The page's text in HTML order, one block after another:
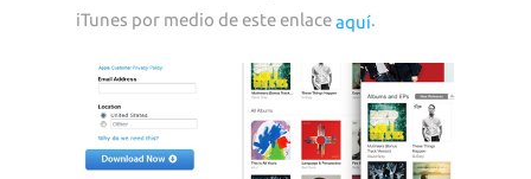
iTunes por medio de este enlaceaquí.